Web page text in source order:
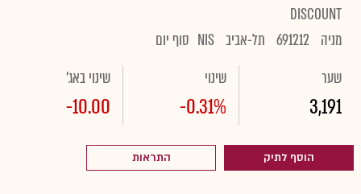
DISCOUNT
מניה 691212 תל-אביב NIS סוף יום
שער
3,191
שינוי
-0.31%
שינוי באג'
-10.00
הוסף לתיק התראות